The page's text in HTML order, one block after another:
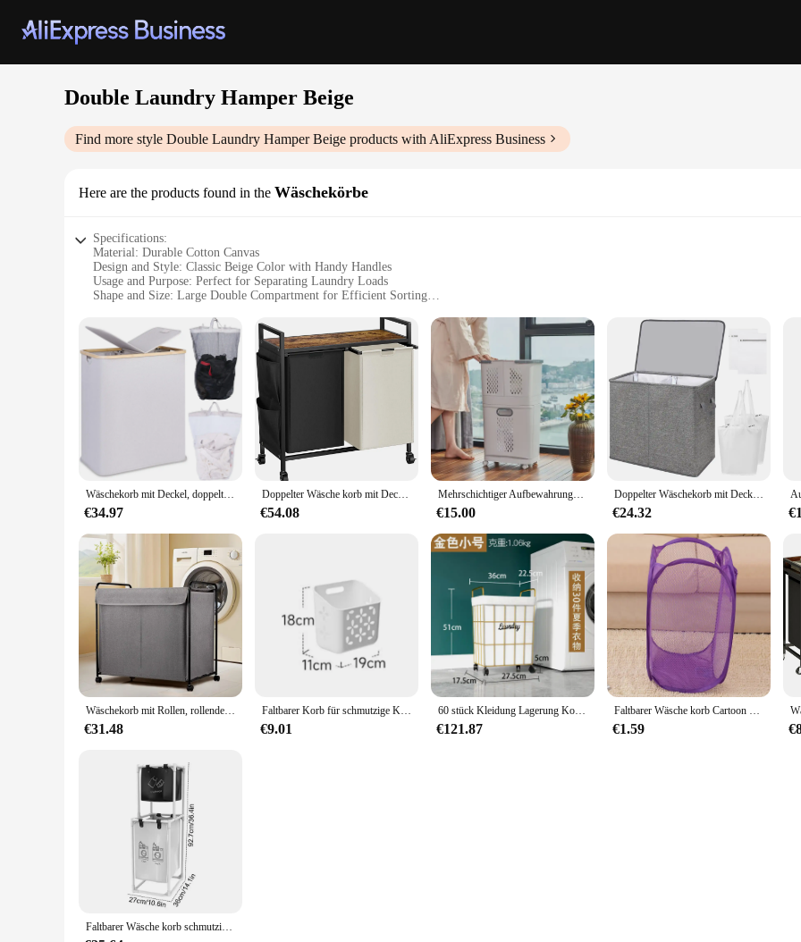
Double Laundry Hamper Beige
Find more style Double Laundry Hamper Beige products with AliExpress Business
Here are the products found in the Wäschekörbe
Specifications:
Material: Durable Cotton Canvas
Design and Style: Classic Beige Color with Handy Handles
Usage and Purpose: Perfect for Separating Laundry Loads
Shape and Size: Large Double Compartment for Efficient Sorting
Parts and Accessories: Includes Handles for Convenient Movement
Features:
**Efficient Organization for Your Laundry**
The Double Laundry Hamper Beige is a quintessential addition to any home, providing a practical and stylish solution for organizing your
designed to withstand the rigors of daily use while maintaining its classic beige aesthetic. The large double compartment design allows for
whites stay pristine and your colors remain vibrant. The handy handles make it effortless to move the hamper from room to room, making
**Designed for Your Convenience**
The thoughtful design of this laundry hamper doesn't stop at its functionality. The beige color adds a touch of elegance to any room,
not only facilitate easy transportation but also serve as a stylish accent to the hamper's overall design. The ease of cleaning and
addition to your home for years to come.
**Versatile and Practical for Every Home**
Whether you're a busy family or a single individual, the Double Laundry Hamper Beige is the perfect solution for keeping your laundry
options make it an ideal choice for businesses looking to provide their customers with high-quality, functional laundry accessories. This
household, ensuring that your laundry routine is as efficient and hassle-free as possible.
Wäschekorb mit Deckel, doppelte 2 abnehmbare Beutel, Abschnittenkorb, Bambusgriffe für Badezimmer, Schlafzimmer und Zimmer, 140 l Beige
€34.97
Doppelter Wäsche korb mit Deckel rollender Wäsche korb Organizer mit Rädern Eisen gemacht Wäsche sortierer mit oberem Regal schwarz beige
€54.08
Mehrschichtiger Aufbewahrungskorb für Kleidung, Wäschekorb mit großer Kapazität, stanzfreier Korb für schmutzige Kleidung, Bodenkorb für schmutzige Kleidung
€15.00
Doppelter Wäschekorb mit Deckel und abnehmbaren Wäschesäcken, großer zusammenklappbarer 2-Trennkorb für schmutzige Kleidung mit Griffen
€24.32
Wäschekorb mit Rollen, rollender Wäschekorb, 39 Gallonen (150 l), Wäschekorb, Deckenaufbewahrung mit großem Fassungsvermögen,
€31.48
Faltbarer Korb für schmutzige Kleidung, großes Fassungsvermögen und tragender Aufbewahrungskorb für Kleidung, für Zuhause, Wandmontage, Badezimmer, Wäschekörbe
€9.01
60 stück Kleidung Lagerung Korb Licht Luxus Ins Schmutzige Kleidung Korb mit Bad Scheibe Wäsche Korb Kleinigkeiten Organizer
€121.87
Faltbarer Wäsche korb Cartoon Pop-up-Korb offenes Netz Wäsche schmutzige Sortier körbe Kinderspiel zeug Kleinigkeiten Home Aufbewahrung sbox Beutel
€1.59
Faltbarer Wäsche korb schmutzige Kleidung behindern Wäsche kleidung sortier bare Korb ablage mit Regal Waschküche Veranstalter